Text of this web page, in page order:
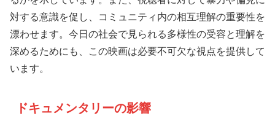
対する意識を促し、コミュニティ内の相互理解の重要性を
漂わせます。今日の社会で見られる多様性の受容と理解を
深めるためにも、この映画は必要不可欠な視点を提供して
います。
ドキュメンタリーの影響